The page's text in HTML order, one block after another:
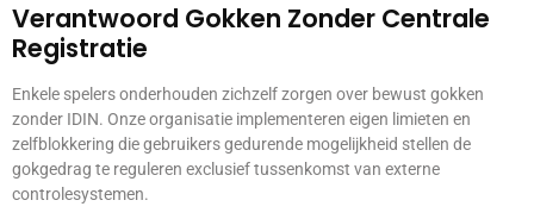
Verantwoord Gokken Zonder Centrale
Registratie
Enkele spelers onderhouden zichzelf zorgen over bewust gokken
zonder IDIN. Onze organisatie implementeren eigen limieten en
zelfblokkering die gebruikers gedurende mogelijkheid stellen de
gokgedrag te reguleren exclusief tussenkomst van externe
controlesystemen.